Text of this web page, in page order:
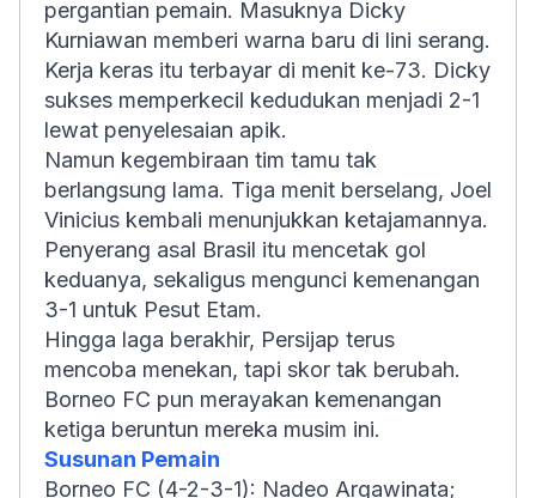
pergantian pemain. Masuknya Dicky
Kurniawan memberi warna baru di lini serang.
Kerja keras itu terbayar di menit ke-73. Dicky
sukses memperkecil kedudukan menjadi 2-1
lewat penyelesaian apik.
Namun kegembiraan tim tamu tak
berlangsung lama. Tiga menit berselang, Joel
Vinicius kembali menunjukkan ketajamannya.
Penyerang asal Brasil itu mencetak gol
keduanya, sekaligus mengunci kemenangan
3-1 untuk Pesut Etam.
Hingga laga berakhir, Persijap terus
mencoba menekan, tapi skor tak berubah.
Borneo FC pun merayakan kemenangan
ketiga beruntun mereka musim ini.
Susunan Pemain
Borneo FC (4-2-3-1): Nadeo Argawinata;